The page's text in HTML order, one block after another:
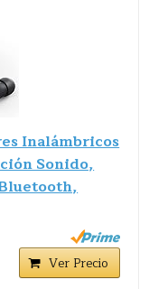
Inalámbricos
Sonido,
Ver Precio